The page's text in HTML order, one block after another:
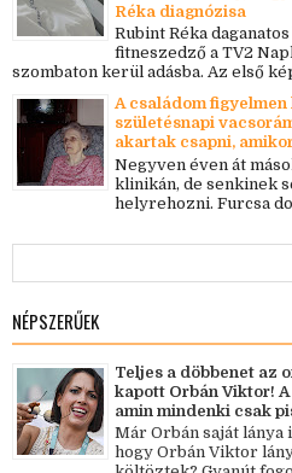
Réka diagnózisa
Rubint Réka
fitneszedző a TV2
szombaton kerül adásba. Az első
A családom
születésnapi
akartak csapni,
Negyven éven át
klinikán, de senkinek
helyrehozni. Furcsa
NÉPSZERŰEK
Teljes a döbbenet az
kapott Orbán Viktor!
amin mindenki csak
Már Orbán saját
hogy Orbán Viktor